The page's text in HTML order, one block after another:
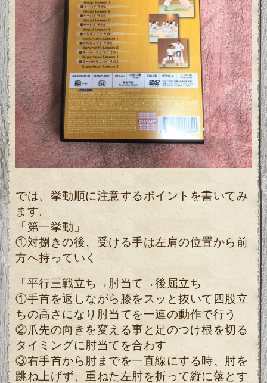
では、挙動順に注意するポイントを書いてみ
ます。
「第一挙動」
①対捌きの後、受ける手は左肩の位置から前
方へ持っていく
「平行三戦立ち→肘当て→後屈立ち」
①手首を返しながら膝をスッと抜いて四股立
ちの高さになり肘当てを一連の動作で行う
②爪先の向きを変える事と足のつけ根を切る
タイミングに肘当てを合わす
③右手首から肘までを一直線にする時、肘を
跳ね上げず、重ねた左肘を折って縦に落とす